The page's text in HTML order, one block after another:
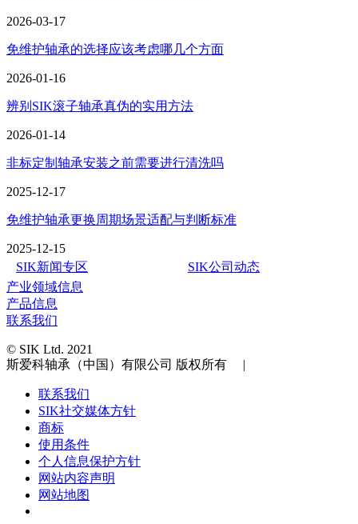
2026-03-17
免维护轴承的选择应该考虑哪几个方面
2026-01-16
辨别SIK滚子轴承真伪的实用方法
2026-01-14
非标定制轴承安装之前需要进行清洗吗
2025-12-17
免维护轴承更换周期场景适配与判断标准​
2025-12-15
SIK新闻专区
SIK公司动态
产业领域信息
产品信息
联系我们
© SIK Ltd. 2021
斯爱科轴承（中国）有限公司 版权所有 |
联系我们
SIK社交媒体方针
商标
使用条件
个人信息保护方针
网站内容声明
网站地图